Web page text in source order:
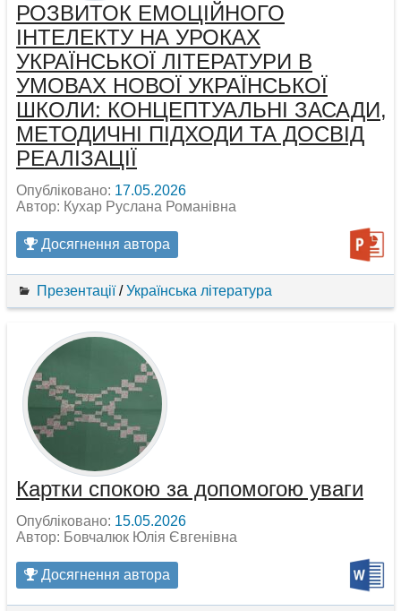
РОЗВИТОК ЕМОЦІЙНОГО
ІНТЕЛЕКТУ НА УРОКАХ
УКРАЇНСЬКОЇ ЛІТЕРАТУРИ В
УМОВАХ НОВОЇ УКРАЇНСЬКОЇ
ШКОЛИ: КОНЦЕПТУАЛЬНІ ЗАСАДИ,
МЕТОДИЧНІ ПІДХОДИ ТА ДОСВІД
РЕАЛІЗАЦІЇ
Опубліковано: 17.05.2026
Автор: Кухар Руслана Романівна
Досягнення автора
Презентації/Українська література
Картки спокою за допомогою уваги
Опубліковано: 15.05.2026
Автор: Бовчалюк Юлія Євгенівна
Досягнення автора